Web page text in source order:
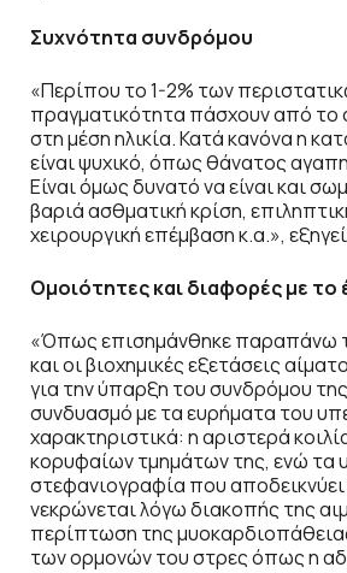
Συχνότητα συνδρόμου
«Περίπου το 1-2% των
πραγματικότητα πάσχουν από το
στη μέση ηλικία. Κατά κανόνα η
είναι ψυχικό, όπως θάνατος
Είναι όμως δυνατό να είναι και
βαριά ασθματική κρίση,
χειρουργική επέμβαση κ.α.»,
Ομοιότητες και διαφορές με το
«Όπως επισημάνθηκε παραπάνω
και οι βιοχημικές εξετάσεις
για την ύπαρξη του συνδρόμου
συνδυασμό με τα ευρήματα του
χαρακτηριστικά: η αριστερά
κορυφαίων τμημάτων της, ενώ τα
στεφανιογραφία που
νεκρώνεται λόγω διακοπής της
περίπτωση της
των ορμονών του στρες όπως η